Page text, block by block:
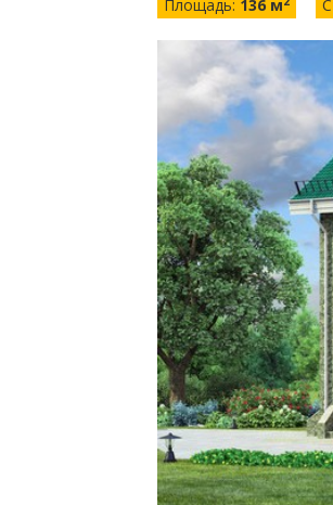
Площадь: 136 м